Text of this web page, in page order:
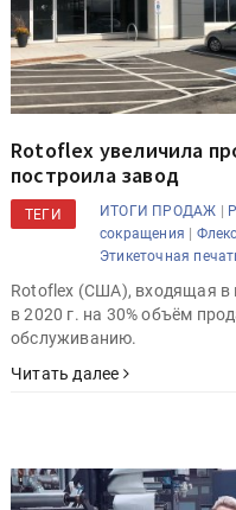
Rotoflex увеличила
построила завод
ТЕГИ ИТОГИ ПРОДАЖ |
сокращения |
Этикеточная
Rotoflex (США), входящая в
в 2020 г. на 30% объём
обслуживанию.
Читать далее